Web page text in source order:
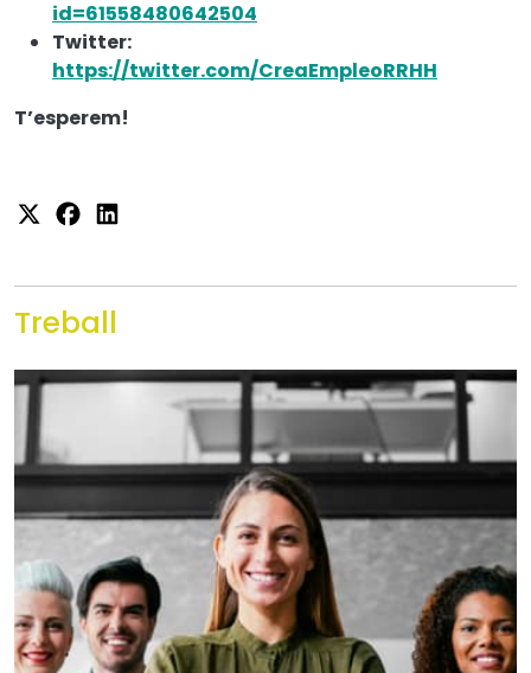
id=61558480642504
Twitter:
https://twitter.com/CreaEmpleoRRHH
T’esperem!
Treball